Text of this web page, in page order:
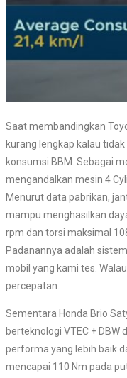
Saat membandingkan
kurang lengkap kalau
konsumsi BBM. Sebagai
mengandalkan mesin 4
Menurut data pabrikan,
mampu menghasilkan
rpm dan torsi maksimal
Padanannya adalah
mobil yang kami tes.
percepatan.
Sementara Honda Brio
berteknologi VTEC + DBW
performa yang lebih baik
mencapai 110 Nm pada